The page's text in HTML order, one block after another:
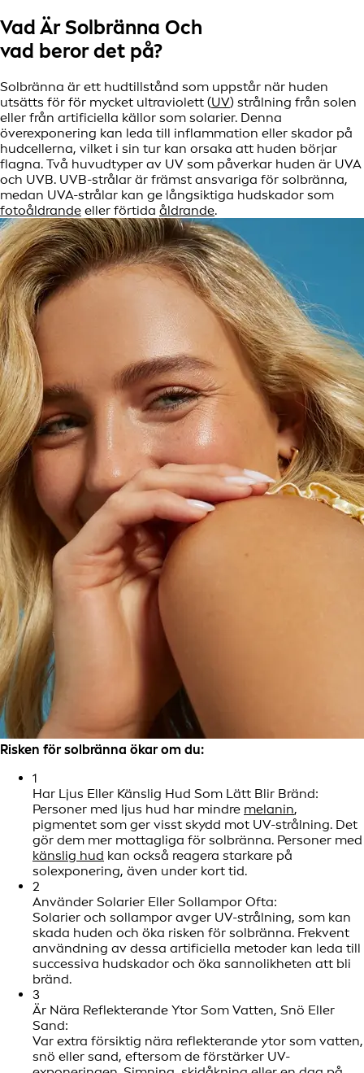
Vad Är Solbränna Och
vad beror det på?
Solbränna är ett hudtillstånd som uppstår när huden
utsätts för för mycket ultraviolett (UV) strålning från solen
eller från artificiella källor som solarier. Denna
överexponering kan leda till inflammation eller skador på
hudcellerna, vilket i sin tur kan orsaka att huden börjar
flagna. Två huvudtyper av UV som påverkar huden är UVA
och UVB. UVB-strålar är främst ansvariga för solbränna,
medan UVA-strålar kan ge långsiktiga hudskador som
fotoåldrande eller förtida åldrande.
Risken för solbränna ökar om du:
1
Har Ljus Eller Känslig Hud Som Lätt Blir Bränd:
Personer med ljus hud har mindre melanin,
pigmentet som ger visst skydd mot UV-strålning. Det
gör dem mer mottagliga för solbränna. Personer med
känslig hud kan också reagera starkare på
solexponering, även under kort tid.
2
Använder Solarier Eller Sollampor Ofta:
Solarier och sollampor avger UV-strålning, som kan
skada huden och öka risken för solbränna. Frekvent
användning av dessa artificiella metoder kan leda till
successiva hudskador och öka sannolikheten att bli
bränd.
3
Är Nära Reflekterande Ytor Som Vatten, Snö Eller
Sand:
Var extra försiktig nära reflekterande ytor som vatten,
snö eller sand, eftersom de förstärker UV-